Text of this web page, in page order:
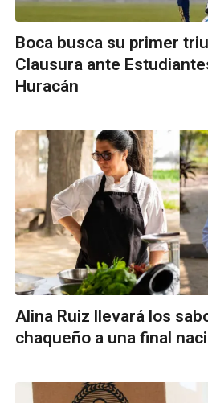
Boca busca su primer
Clausura ante
Huracán
Alina Ruiz llevará los
chaqueño a una final